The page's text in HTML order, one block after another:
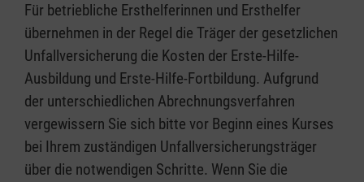
Für betriebliche Ersthelferinnen und Ersthelfer
übernehmen in der Regel die Träger der gesetzlichen
Unfallversicherung die Kosten der Erste-Hilfe-
Ausbildung und Erste-Hilfe-Fortbildung. Aufgrund
der unterschiedlichen Abrechnungsverfahren
vergewissern Sie sich bitte vor Beginn eines Kurses
bei Ihrem zuständigen Unfallversicherungsträger
über die notwendigen Schritte. Wenn Sie die